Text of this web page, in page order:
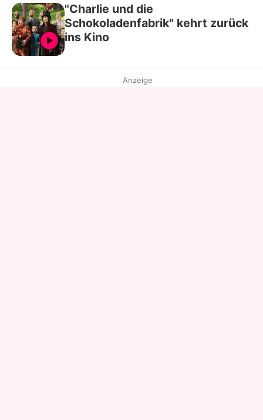
"Charlie und die
Schokoladenfabrik" kehrt zurück
ins Kino
Anzeige